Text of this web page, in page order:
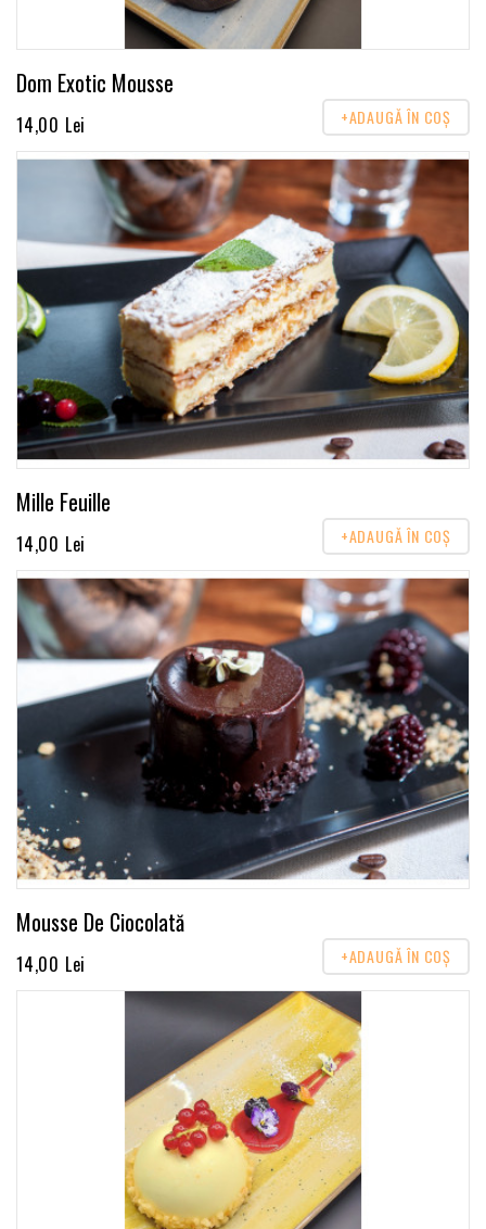
Dom Exotic Mousse
14,00 Lei +ADAUGĂ ÎN COŞ
Mille Feuille
14,00 Lei +ADAUGĂ ÎN COŞ
Mousse De Ciocolată
14,00 Lei +ADAUGĂ ÎN COŞ